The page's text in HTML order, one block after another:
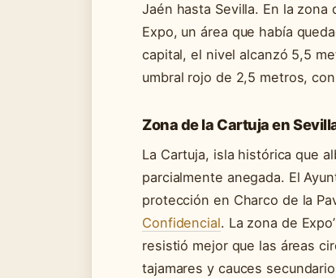
Jaén hasta Sevilla. En la zona
Expo, un área que había
capital, el nivel alcanzó 5,5
umbral rojo de 2,5 metros,
Zona de la Cartuja en
La Cartuja, isla histórica que
parcialmente anegada. El
protección en Charco de la
Confidencial. La zona de
resistió mejor que las áreas
tajamares y cauces